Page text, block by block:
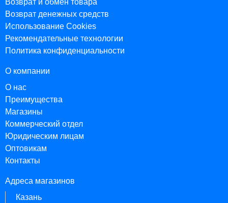
Возврат и обмен товара
Возврат денежных средств
Использование Cookies
Рекомендательные технологии
Политика конфиденциальности
О компании
О нас
Преимущества
Магазины
Коммерческий отдел
Юридическим лицам
Оптовикам
Контакты
Адреса магазинов
Казань